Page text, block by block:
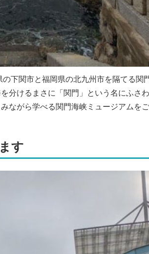
下関市と福岡県の北九州市を隔てる関
分けるまさに「関門」という名にふさ
ながら学べる関門海峡ミュージアムをご
す